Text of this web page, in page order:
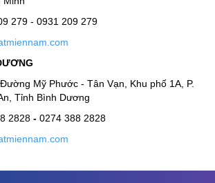
279 - 0931 209 279
Mỹ Phước - Tân Vạn, Khu phố 1A, P.
Tỉnh Bình Dương
2828 - 0274 388 2828